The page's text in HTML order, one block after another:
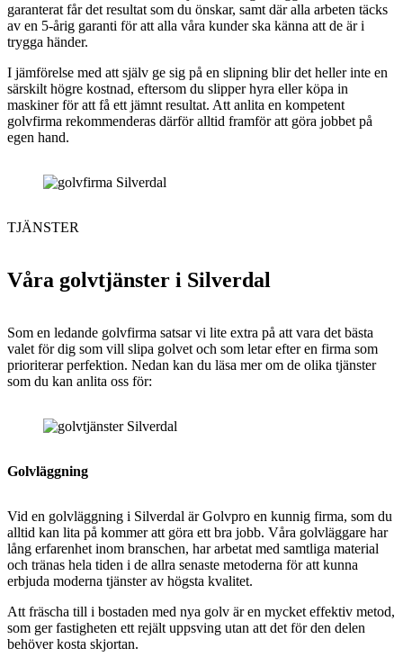
garanterat får det resultat som du önskar, samt där alla arbeten täcks
av en 5-årig garanti för att alla våra kunder ska känna att de är i
trygga händer.
I jämförelse med att själv ge sig på en slipning blir det heller inte en
särskilt högre kostnad, eftersom du slipper hyra eller köpa in
maskiner för att få ett jämnt resultat. Att anlita en kompetent
golvfirma rekommenderas därför alltid framför att göra jobbet på
egen hand.
Våra golvtjänster i Silverdal
Som en ledande golvfirma satsar vi lite extra på att vara det bästa
valet för dig som vill slipa golvet och som letar efter en firma som
prioriterar perfektion. Nedan kan du läsa mer om de olika tjänster
som du kan anlita oss för:
TJÄNSTER
Golvläggning
Vid en golvläggning i Silverdal är Golvpro en kunnig firma, som du
alltid kan lita på kommer att göra ett bra jobb. Våra golvläggare har
lång erfarenhet inom branschen, har arbetat med samtliga material
och tränas hela tiden i de allra senaste metoderna för att kunna
erbjuda moderna tjänster av högsta kvalitet.
Att fräscha till i bostaden med nya golv är en mycket effektiv metod,
som ger fastigheten ett rejält uppsving utan att det för den delen
behöver kosta skjortan.